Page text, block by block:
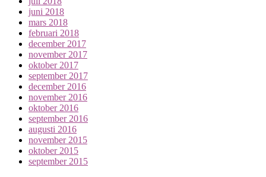
juni 2018
mars 2018
februari 2018
december 2017
november 2017
oktober 2017
september 2017
december 2016
november 2016
oktober 2016
september 2016
augusti 2016
november 2015
oktober 2015
september 2015